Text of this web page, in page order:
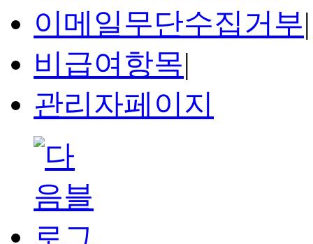
이메일무단수집거부|
비급여항목|
관리자페이지